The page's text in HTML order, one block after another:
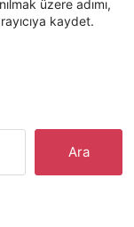
üzere adımı,
kaydet.
Ara